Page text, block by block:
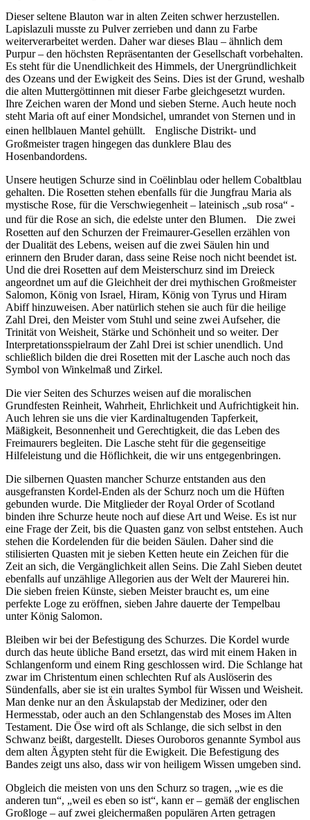
Dieser seltene Blauton war in alten Zeiten schwer herzustellen.
Lapislazuli musste zu Pulver zerrieben und dann zu Farbe
weiterverarbeitet werden. Daher war dieses Blau – ähnlich dem
Purpur – den höchsten Repräsentanten der Gesellschaft vorbehalten.
Es steht für die Unendlichkeit des Himmels, der Unergründlichkeit
des Ozeans und der Ewigkeit des Seins. Dies ist der Grund, weshalb
die alten Muttergöttinnen mit dieser Farbe gleichgesetzt wurden.
Ihre Zeichen waren der Mond und sieben Sterne. Auch heute noch
steht Maria oft auf einer Mondsichel, umrandet von Sternen und in
einen hellblauen Mantel gehüllt. Englische Distrikt- und
Großmeister tragen hingegen das dunklere Blau des
Hosenbandordens.
Unsere heutigen Schurze sind in Coëlinblau oder hellem Cobaltblau
gehalten. Die Rosetten stehen ebenfalls für die Jungfrau Maria als
mystische Rose, für die Verschwiegenheit – lateinisch „sub rosa“ -
und für die Rose an sich, die edelste unter den Blumen. Die zwei
Rosetten auf den Schurzen der Freimaurer-Gesellen erzählen von
der Dualität des Lebens, weisen auf die zwei Säulen hin und
erinnern den Bruder daran, dass seine Reise noch nicht beendet ist.
Und die drei Rosetten auf dem Meisterschurz sind im Dreieck
angeordnet um auf die Gleichheit der drei mythischen Großmeister
Salomon, König von Israel, Hiram, König von Tyrus und Hiram
Abiff hinzuweisen. Aber natürlich stehen sie auch für die heilige
Zahl Drei, den Meister vom Stuhl und seine zwei Aufseher, die
Trinität von Weisheit, Stärke und Schönheit und so weiter. Der
Interpretationsspielraum der Zahl Drei ist schier unendlich. Und
schließlich bilden die drei Rosetten mit der Lasche auch noch das
Symbol von Winkelmaß und Zirkel.
Die vier Seiten des Schurzes weisen auf die moralischen
Grundfesten Reinheit, Wahrheit, Ehrlichkeit und Aufrichtigkeit hin.
Auch lehren sie uns die vier Kardinaltugenden Tapferkeit,
Mäßigkeit, Besonnenheit und Gerechtigkeit, die das Leben des
Freimaurers begleiten. Die Lasche steht für die gegenseitige
Hilfeleistung und die Höflichkeit, die wir uns entgegenbringen.
Die silbernen Quasten mancher Schurze entstanden aus den
ausgefransten Kordel-Enden als der Schurz noch um die Hüften
gebunden wurde. Die Mitglieder der Royal Order of Scotland
binden ihre Schurze heute noch auf diese Art und Weise. Es ist nur
eine Frage der Zeit, bis die Quasten ganz von selbst entstehen. Auch
stehen die Kordelenden für die beiden Säulen. Daher sind die
stilisierten Quasten mit je sieben Ketten heute ein Zeichen für die
Zeit an sich, die Vergänglichkeit allen Seins. Die Zahl Sieben deutet
ebenfalls auf unzählige Allegorien aus der Welt der Maurerei hin.
Die sieben freien Künste, sieben Meister braucht es, um eine
perfekte Loge zu eröffnen, sieben Jahre dauerte der Tempelbau
unter König Salomon.
Bleiben wir bei der Befestigung des Schurzes. Die Kordel wurde
durch das heute übliche Band ersetzt, das wird mit einem Haken in
Schlangenform und einem Ring geschlossen wird. Die Schlange hat
zwar im Christentum einen schlechten Ruf als Auslöserin des
Sündenfalls, aber sie ist ein uraltes Symbol für Wissen und Weisheit.
Man denke nur an den Äskulapstab der Mediziner, oder den
Hermesstab, oder auch an den Schlangenstab des Moses im Alten
Testament. Die Öse wird oft als Schlange, die sich selbst in den
Schwanz beißt, dargestellt. Dieses Ouroboros genannte Symbol aus
dem alten Ägypten steht für die Ewigkeit. Die Befestigung des
Bandes zeigt uns also, dass wir von heiligem Wissen umgeben sind.
Obgleich die meisten von uns den Schurz so tragen, „wie es die
anderen tun“, „weil es eben so ist“, kann er – gemäß der englischen
Großloge – auf zwei gleichermaßen populären Arten getragen